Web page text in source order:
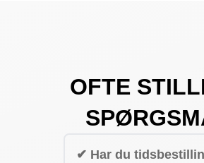
OFTE
✔ Har du